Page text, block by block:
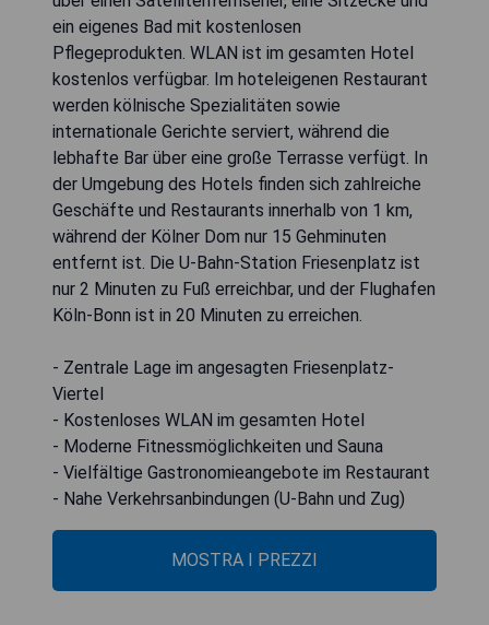
ein eigenes Bad mit kostenlosen
Pflegeprodukten. WLAN ist im gesamten Hotel
kostenlos verfügbar. Im hoteleigenen Restaurant
werden kölnische Spezialitäten sowie
internationale Gerichte serviert, während die
lebhafte Bar über eine große Terrasse verfügt. In
der Umgebung des Hotels finden sich zahlreiche
Geschäfte und Restaurants innerhalb von 1 km,
während der Kölner Dom nur 15 Gehminuten
entfernt ist. Die U-Bahn-Station Friesenplatz ist
nur 2 Minuten zu Fuß erreichbar, und der Flughafen
Köln-Bonn ist in 20 Minuten zu erreichen.
- Zentrale Lage im angesagten Friesenplatz-
Viertel
- Kostenloses WLAN im gesamten Hotel
- Moderne Fitnessmöglichkeiten und Sauna
- Vielfältige Gastronomieangebote im Restaurant
- Nahe Verkehrsanbindungen (U-Bahn und Zug)
MOSTRA I PREZZI